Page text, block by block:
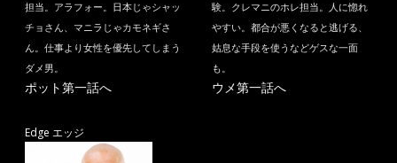
担当。アラフォー。日本じゃシャッ
チョさん、マニラじゃカモネギさ
ん。仕事より女性を優先してしまう
ダメ男。
ポット第一話へ
験。クレマニのホレ担当。人に惚れ
やすい。都合が悪くなると逃げる、
姑息な手段を使うなどゲスな一面
も。
ウメ第一話へ
Edge エッジ